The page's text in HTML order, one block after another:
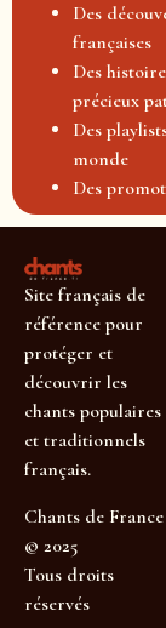
Des
françaises
Des
précieux
Des
monde
Des
Site français de
référence pour
protéger et
découvrir les
chants populaires
et traditionnels
français.
Chants de France
© 2025
Tous droits
réservés